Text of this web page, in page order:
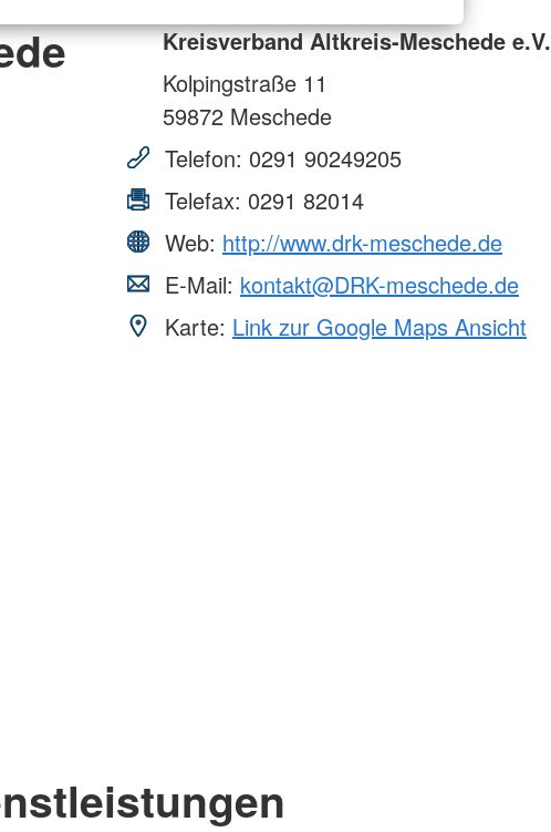
Kreisverband Altkreis-Meschede e.V.
Kolpingstraße 11
59872 Meschede
Telefon: 0291 90249205
Telefax: 0291 82014
Web: http://www.drk-meschede.de
E-Mail: kontakt@DRK-meschede.de
Karte: Link zur Google Maps Ansicht